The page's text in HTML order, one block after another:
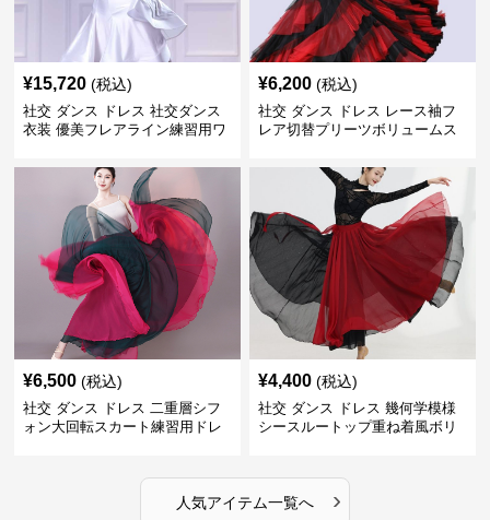
¥15,720 (税込)
社交 ダンス ドレス 社交ダンス
衣装 優美フレアライン練習用ワ
¥6,200 (税込)
社交 ダンス ドレス レース袖フ
レア切替プリーツボリュームス
¥6,500 (税込)
社交 ダンス ドレス 二重層シフ
ォン大回転スカート練習用ドレ
¥4,400 (税込)
社交 ダンス ドレス 幾何学模様
シースルートップ重ね着風ボリ
人気アイテム一覧へ ›